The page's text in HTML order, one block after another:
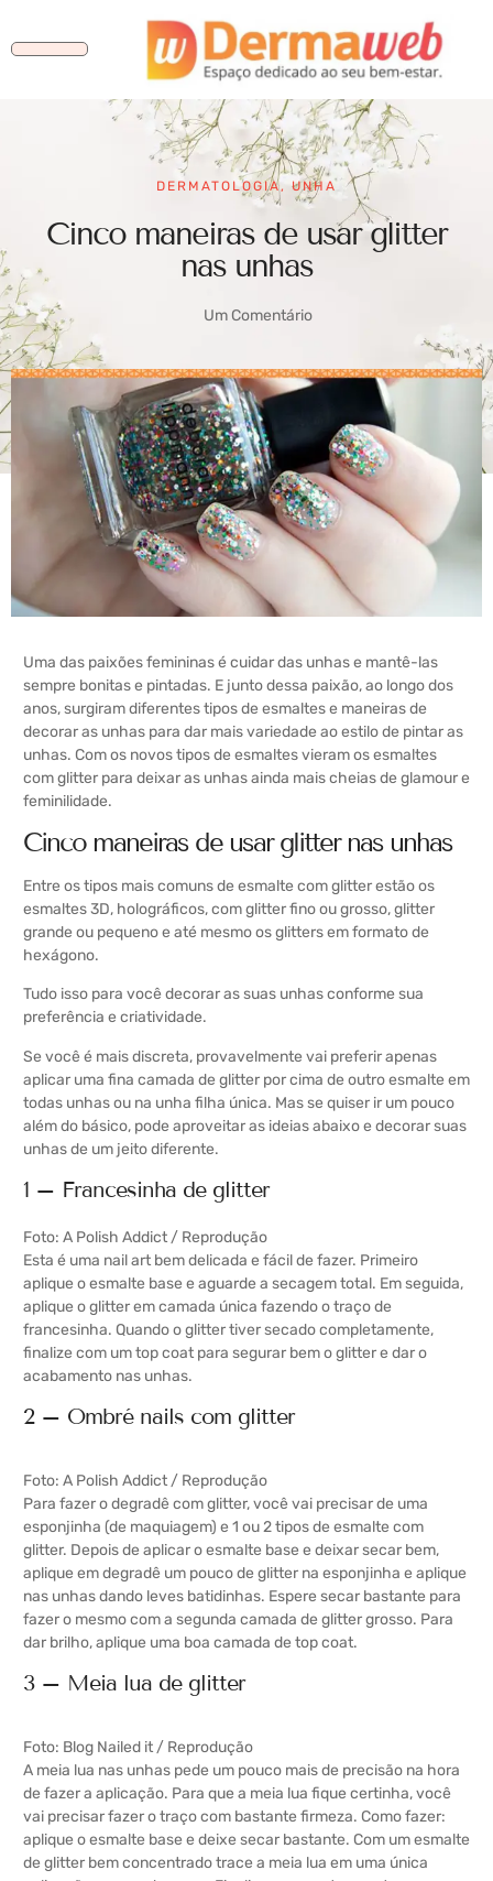
DERMATOLOGIA, UNHA
Cinco maneiras de usar glitter
nas unhas
Um Comentário
Uma das paixões femininas é cuidar das unhas e mantê-las
sempre bonitas e pintadas. E junto dessa paixão, ao longo dos
anos, surgiram diferentes tipos de esmaltes e maneiras de
decorar as unhas para dar mais variedade ao estilo de pintar as
unhas. Com os novos tipos de esmaltes vieram os esmaltes
com glitter para deixar as unhas ainda mais cheias de glamour e
feminilidade.
Cinco maneiras de usar glitter nas unhas
Entre os tipos mais comuns de esmalte com glitter estão os
esmaltes 3D, holográficos, com glitter fino ou grosso, glitter
grande ou pequeno e até mesmo os glitters em formato de
hexágono.
Tudo isso para você decorar as suas unhas conforme sua
preferência e criatividade.
Se você é mais discreta, provavelmente vai preferir apenas
aplicar uma fina camada de glitter por cima de outro esmalte em
todas unhas ou na unha filha única. Mas se quiser ir um pouco
além do básico, pode aproveitar as ideias abaixo e decorar suas
unhas de um jeito diferente.
1 – Francesinha de glitter
Foto: A Polish Addict / Reprodução
Esta é uma nail art bem delicada e fácil de fazer. Primeiro
aplique o esmalte base e aguarde a secagem total. Em seguida,
aplique o glitter em camada única fazendo o traço de
francesinha. Quando o glitter tiver secado completamente,
finalize com um top coat para segurar bem o glitter e dar o
acabamento nas unhas.
2 – Ombré nails com glitter
Foto: A Polish Addict / Reprodução
Para fazer o degradê com glitter, você vai precisar de uma
esponjinha (de maquiagem) e 1 ou 2 tipos de esmalte com
glitter. Depois de aplicar o esmalte base e deixar secar bem,
aplique em degradê um pouco de glitter na esponjinha e aplique
nas unhas dando leves batidinhas. Espere secar bastante para
fazer o mesmo com a segunda camada de glitter grosso. Para
dar brilho, aplique uma boa camada de top coat.
3 – Meia lua de glitter
Foto: Blog Nailed it / Reprodução
A meia lua nas unhas pede um pouco mais de precisão na hora
de fazer a aplicação. Para que a meia lua fique certinha, você
vai precisar fazer o traço com bastante firmeza. Como fazer:
aplique o esmalte base e deixe secar bastante. Com um esmalte
de glitter bem concentrado trace a meia lua em uma única